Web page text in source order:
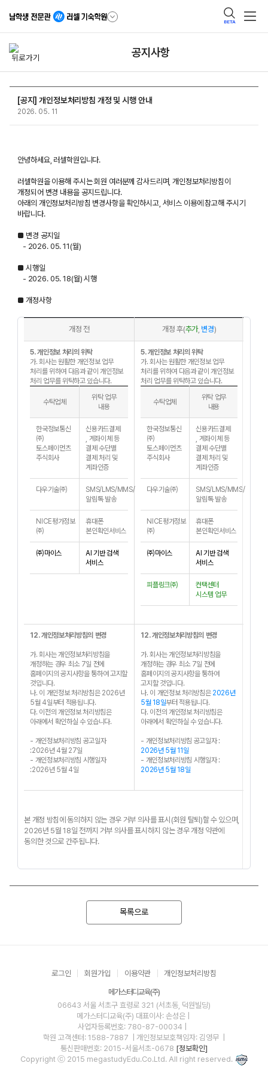
BETA
공지사항
[공지] 개인정보처리방침 개정 및 시행 안내
2026. 05. 11
안녕하세요, 러셀학원입니다.
러셀학원을 이용해 주시는 회원 여러분께 감사드리며, 개인정보처리방침이
개정되어 변경 내용을 공지드립니다.
아래의 개인정보처리방침 변경사항을 확인하시고, 서비스 이용에 참고해 주시기
바랍니다.
■ 변경 공지일
- 2026. 05. 11(월)
■ 시행일
- 2026. 05. 18(월) 시행
■ 개정사항
개정 전 개정 후(추가, 변경)
5. 개인정보 처리의 위탁
가. 회사는 원활한 개인정보 업무
처리를 위하여 다음과 같이 개인정보
처리 업무를 위탁하고 있습니다.
수탁업체
위탁 업무
내용
한국정보통신
㈜
토스페이먼츠
주식회사
신용카드결제
, 계좌이체 등
결제 수단별
결제 처리 및
계좌인증
다우기술㈜
SMS/LMS/MMS/
알림톡 발송
NICE평가정보
㈜
휴대폰
본인확인서비스
㈜마이스
AI 기반 검색
서비스
5. 개인정보 처리의 위탁
가. 회사는 원활한 개인정보 업무
처리를 위하여 다음과 같이 개인정보
처리 업무를 위탁하고 있습니다.
수탁업체
위탁 업무
내용
한국정보통신
㈜
토스페이먼츠
주식회사
신용카드결제
, 계좌이체 등
결제 수단별
결제 처리 및
계좌인증
다우기술㈜
SMS/LMS/MMS/
알림톡 발송
NICE평가정보
㈜
휴대폰
본인확인서비스
㈜마이스
AI 기반 검색
서비스
피플링크㈜
컨택센터
시스템 업무
12. 개인정보처리방침의 변경
가. 회사는 개인정보처리방침을
개정하는 경우 최소 7일 전에
홈페이지의 공지사항을 통하여 고지할
것입니다.
나. 이 개인정보 처리방침은 2026년
5월 4일부터 적용됩니다.
다. 이전의 개인정보 처리방침은
아래에서 확인하실 수 있습니다.
- 개인정보처리방침 공고일자
:2026년 4월 27일
- 개인정보처리방침 시행일자
:2026년 5월 4일
12. 개인정보처리방침의 변경
가. 회사는 개인정보처리방침을
개정하는 경우 최소 7일 전에
홈페이지의 공지사항을 통하여
고지할 것입니다.
나. 이 개인정보 처리방침은 2026년
5월 18일부터 적용됩니다.
다. 이전의 개인정보 처리방침은
아래에서 확인하실 수 있습니다.
- 개인정보처리방침 공고일자 :
2026년 5월 11일
- 개인정보처리방침 시행일자 :
2026년 5월 18일
본 개정 방침에 동의하지 않는 경우 거부 의사를 표시(회원 탈퇴)할 수 있으며,
2026년 5월 18일 전까지 거부 의사를 표시하지 않는 경우 개정 약관에
동의한 것으로 간주됩니다.
목록으로
로그인 회원가입 이용약관 개인정보처리방침
메가스터디교육(주)
06643 서울 서초구 효령로 321 (서초동, 덕원빌딩)
메가스터디교육(주) 대표이사: 손성은 |
사업자등록번호: 780-87-00034
학원 고객센터: 1588-7887
| 개인정보보호책임자: 김영무
통신판매번호: 2015-서울서초-0678 [정보확인]
Copyright ⓒ 2015 megastudyEdu.Co.Ltd. All right reserved.